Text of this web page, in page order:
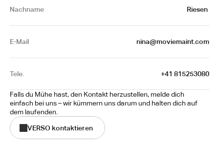
Nachname Riesen
E-Mail nina@moviemaint.com
Tele. +41 815253080
Falls du Mühe hast, den Kontakt herzustellen, melde dich
einfach bei uns – wir kümmern uns darum und halten dich auf
dem laufenden.
VERSO kontaktieren